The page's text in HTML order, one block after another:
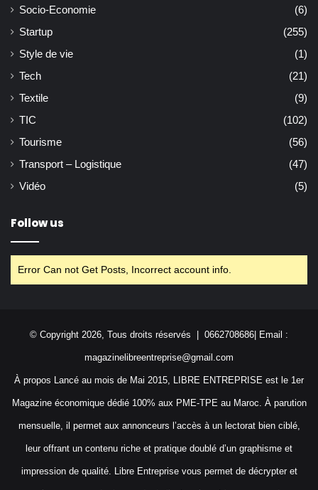
Socio-Economie
(6)
Startup
(255)
Style de vie
(1)
Tech
(21)
Textile
(9)
TIC
(102)
Tourisme
(56)
Transport – Logistique
(47)
Vidéo
(5)
Follow us
Error Can not Get Posts, Incorrect account info.
© Copyright 2026, Tous droits réservés | 0662708686| Email :
magazinelibreentreprise@gmail.com
À propos Lancé au mois de Mai 2015, LIBRE ENTREPRISE est le 1er
Magazine économique dédié 100% aux PME-TPE au Maroc. À parution
mensuelle, il permet aux annonceurs l’accès à un lectorat bien ciblé,
leur offrant un contenu riche et pratique doublé d’un graphisme et
impression de qualité. Libre Entreprise vous permet de décrypter et